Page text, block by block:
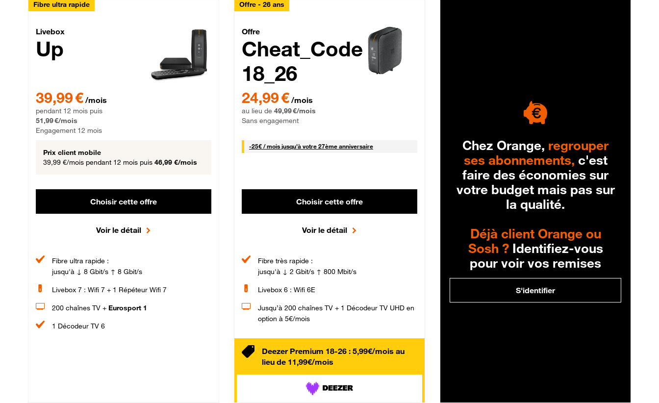
Fibre ultra rapide
Livebox Up Fibre
Livebox
Up
39,99 € /mois
pendant 12 mois puis
51,99 €/mois
Engagement 12 mois
Prix client mobile
39,99 €/mois pendant 12 mois puis 46,99 €/mois
Choisir cette offre
Voir le détail
Fibre ultra rapide :
jusqu'à ↓ 8 Gbit/s ↑ 8 Gbit/s
Livebox 7 : Wifi 7 + 1 Répéteur Wifi 7
200 chaînes TV + Eurosport 1
1 Décodeur TV 6
Offre - 26 ans
Cheat_Code Fibre_18_26
Offre
Cheat_Code
18_26
24,99 € /mois
au lieu de 49,99 €/mois
Sans engagement
-25€ / mois25 € par mois
jusqu'à votre 27ème anniversaire
Choisir cette offre
Voir le détail
Fibre très rapide :
jusqu'à ↓ 2 Gbit/s ↑ 800 Mbit/s
Livebox 6 : Wifi 6E
Jusqu’à 200 chaînes TV + 1 Décodeur TV UHD en
option à 5€/mois
Deezer Premium 18-26 : 5,99€/mois au
lieu de 11,99€/mois
Chez Orange, regrouper
ses abonnements, c'est
faire des économies sur
votre budget mais pas sur
la qualité.
Déjà client Orange ou
Sosh ?Identifiez-vous
pour voir vos remises
S'identifier